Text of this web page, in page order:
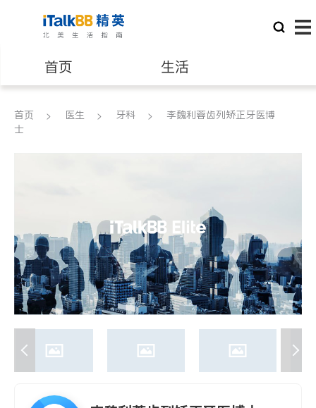
首页 生活
医生 律师
养老 非盈利组织
首页 医生 牙科
李魏利蓉齿列矫正牙医博
士